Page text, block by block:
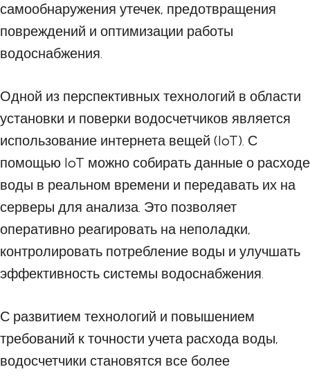
самообнаружения утечек, предотвращения
повреждений и оптимизации работы
водоснабжения.
Одной из перспективных технологий в области
установки и поверки водосчетчиков является
использование интернета вещей (IoT). С
помощью IoT можно собирать данные о расходе
воды в реальном времени и передавать их на
серверы для анализа. Это позволяет
оперативно реагировать на неполадки,
контролировать потребление воды и улучшать
эффективность системы водоснабжения.
С развитием технологий и повышением
требований к точности учета расхода воды,
водосчетчики становятся все более